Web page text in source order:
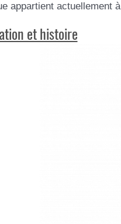
appartient actuellement
et histoire